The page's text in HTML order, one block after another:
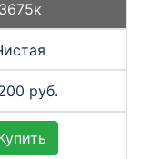
3675к
руб.